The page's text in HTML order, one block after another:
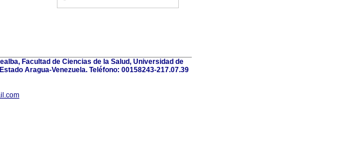
Facultad de Ciencias de la Salud, Universidad de
Aragua-Venezuela. Teléfono: 00158243-217.07.39